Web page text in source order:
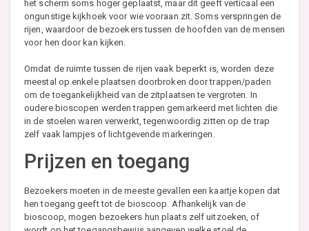
het scherm soms hoger geplaatst, maar dit geeft verticaal een
ongunstige kijkhoek voor wie vooraan zit. Soms verspringen de
rijen, waardoor de bezoekers tussen de hoofden van de mensen
voor hen door kan kijken.
Omdat de ruimte tussen de rijen vaak beperkt is, worden deze
meestal op enkele plaatsen doorbroken door trappen/paden
om de toegankelijkheid van de zitplaatsen te vergroten. In
oudere bioscopen werden trappen gemarkeerd met lichten die
in de stoelen waren verwerkt, tegenwoordig zitten op de trap
zelf vaak lampjes of lichtgevende markeringen.
Prijzen en toegang
Bezoekers moeten in de meeste gevallen een kaartje kopen dat
hen toegang geeft tot de bioscoop. Afhankelijk van de
bioscoop, mogen bezoekers hun plaats zelf uitzoeken, of